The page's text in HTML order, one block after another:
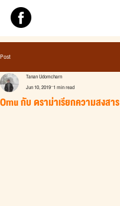
Post
Omu กับ ดราม่าเรียกความสงสาร
Tanan Udomcharn
Jun 10, 2019 1 min read